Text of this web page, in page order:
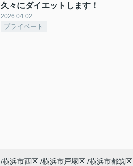
久々にダイエットします！
2026.04.02
プライベート
横浜市西区 横浜市戸塚区 横浜市都筑区